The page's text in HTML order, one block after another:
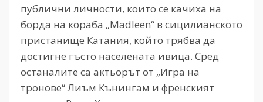
публични личности, които се качиха на
борда на кораба „Madleen“ в сицилианското
пристанище Катания, който трябва да
достигне гъсто населената ивица. Сред
останалите са актьорът от „Игра на
тронове“ Лиъм Кънингам и френският